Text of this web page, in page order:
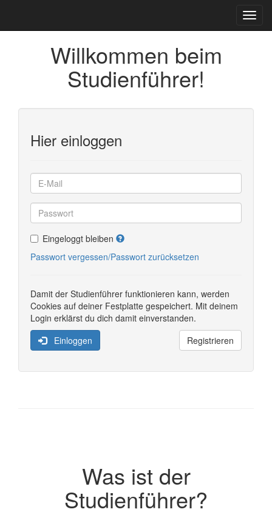
Willkommen beim
Studienführer!
Hier einloggen
Eingeloggt bleiben
Passwort vergessen/Passwort zurücksetzen
Damit der Studienführer funktionieren kann, werden
Cookies auf deiner Festplatte gespeichert. Mit deinem
Login erklärst du dich damit einverstanden.
Einloggen
Registrieren
Was ist der
Studienführer?